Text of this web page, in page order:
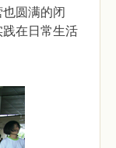
圆满的闭
在日常生活